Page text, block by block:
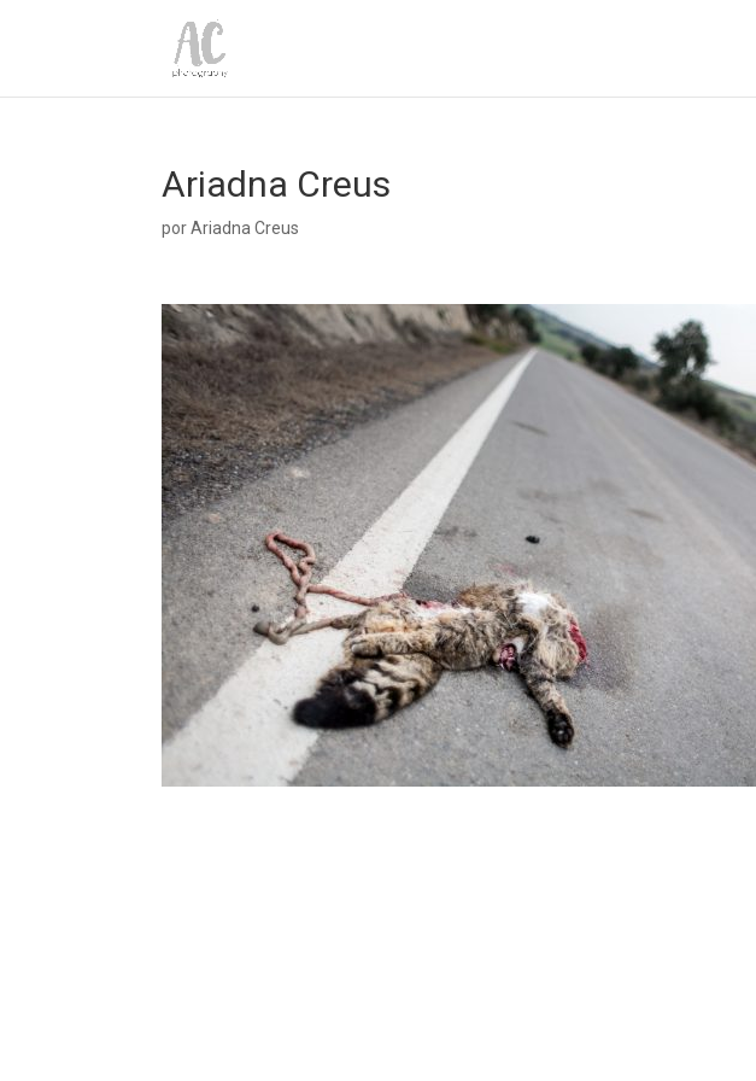
Ariadna Creus
porAriadna Creus